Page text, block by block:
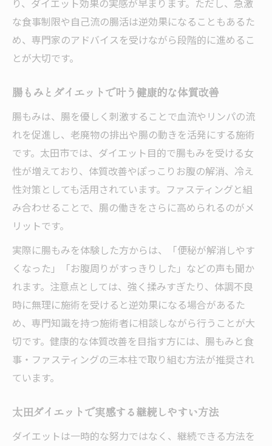
り、ダイエット効果の実感が早まります。ただし、急激
な食事制限や自己流の腸活は逆効果になることもあるた
め、専門家のアドバイスを受けながら段階的に進めるこ
とが大切です。
腸もみとダイエットで叶う健康的な体質改善
腸もみは、腸を優しく刺激することで血流やリンパの流
れを促進し、老廃物の排出や腸の動きを活発にする施術
です。太田市では、ダイエット目的で腸もみを受ける女
性が増えており、体質改善やぽっこりお腹の解消、冷え
性対策としても活用されています。ファスティングと組
み合わせることで、腸の働きをさらに高められるのがメ
リットです。
実際に腸もみを体験した方からは、「便秘が解消しやす
くなった」「お腹周りがすっきりした」などの声も聞か
れます。注意点としては、強く揉みすぎたり、体調不良
時に無理に施術を受けると逆効果になる場合があるた
め、専門知識を持つ施術者に相談しながら行うことが大
切です。健康的な体質改善を目指す方には、腸もみと食
事・ファスティングの三本柱で取り組む方法が推奨され
ています。
太田ダイエットで実感する継続しやすい方法
ダイエットは一時的な努力ではなく、継続できる方法を